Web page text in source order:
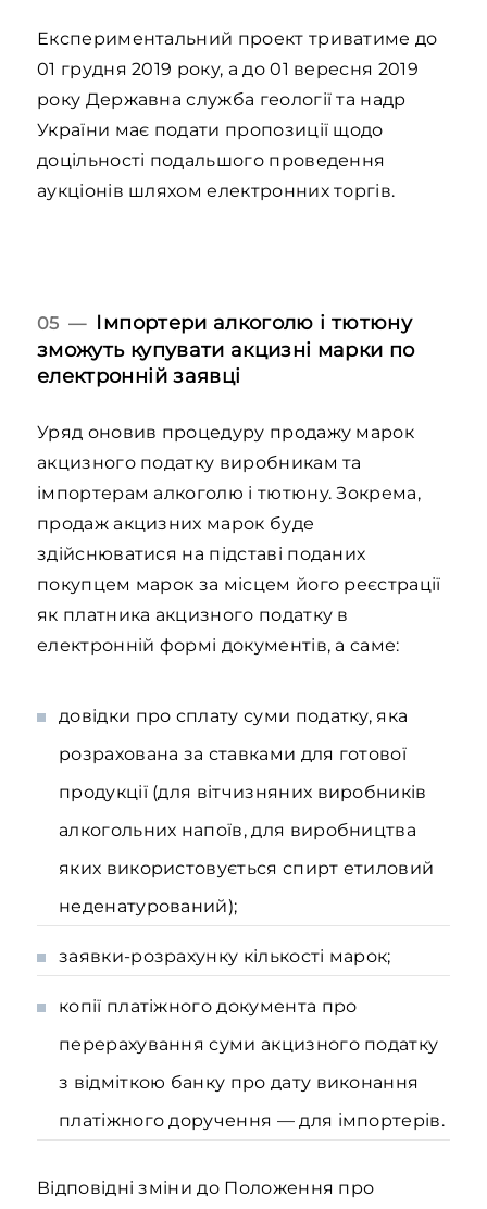
Експериментальний проект триватиме до
01 грудня 2019 року, а до 01 вересня 2019
року Державна служба геології та надр
України має подати пропозиції щодо
доцільності подальшого проведення
аукціонів шляхом електронних торгів.
05 — Імпортери алкоголю і тютюну
зможуть купувати акцизні марки по
електронній заявці
Уряд оновив процедуру продажу марок
акцизного податку виробникам та
імпортерам алкоголю і тютюну. Зокрема,
продаж акцизних марок буде
здійснюватися на підставі поданих
покупцем марок за місцем його реєстрації
як платника акцизного податку в
електронній формі документів, а саме:
довідки про сплату суми податку, яка
розрахована за ставками для готової
продукції (для вітчизняних виробників
алкогольних напоїв, для виробництва
яких використовується спирт етиловий
неденатурований);
заявки-розрахунку кількості марок;
копії платіжного документа про
перерахування суми акцизного податку
з відміткою банку про дату виконання
платіжного доручення — для імпортерів.
Відповідні зміни до Положення про